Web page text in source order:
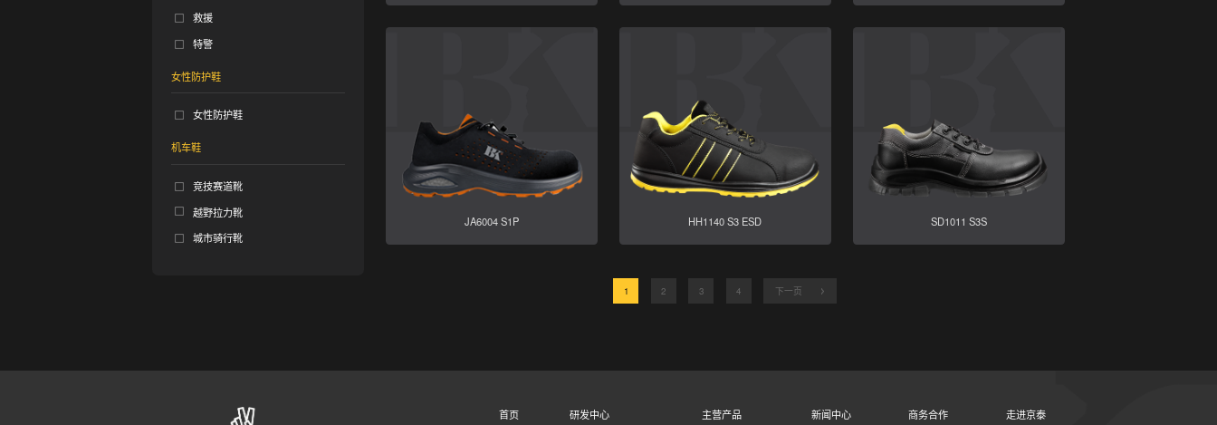
救援
特警
女性防护鞋
女性防护鞋
机车鞋
竞技赛道靴
越野拉力靴
城市骑行靴
JA6004 S1P HH1140 S3 ESD SD1011 S3S
1 2 3 4 下一页
首页 研发中心 主营产品 新闻中心 商务合作 走进京泰